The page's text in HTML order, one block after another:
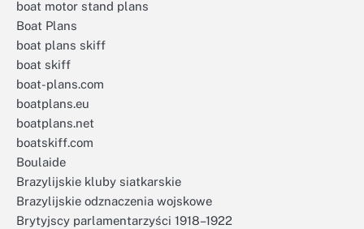
boat motor stand plans
Boat Plans
boat plans skiff
boat skiff
boat-plans.com
boatplans.eu
boatplans.net
boatskiff.com
Boulaide
Brazylijskie kluby siatkarskie
Brazylijskie odznaczenia wojskowe
Brytyjscy parlamentarzyści 1918–1922